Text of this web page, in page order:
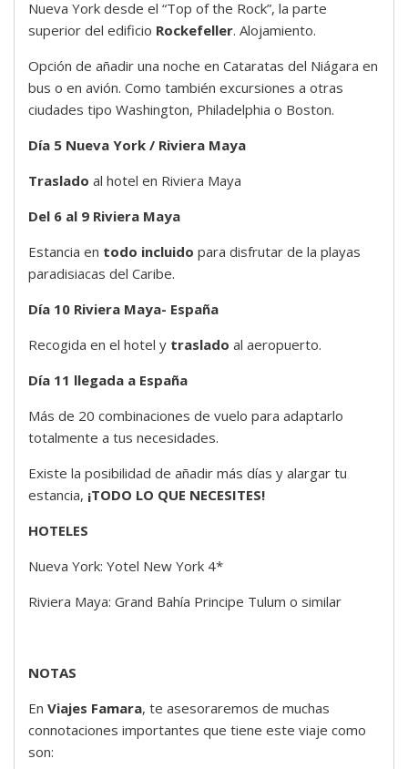
Nueva York desde el “Top of the Rock”, la parte
superior del edificio Rockefeller. Alojamiento.
Opción de añadir una noche en Cataratas del Niágara en
bus o en avión. Como también excursiones a otras
ciudades tipo Washington, Philadelphia o Boston.
Día 5 Nueva York / Riviera Maya
Traslado al hotel en Riviera Maya
Del 6 al 9 Riviera Maya
Estancia en todo incluido para disfrutar de la playas
paradisiacas del Caribe.
Día 10 Riviera Maya- España
Recogida en el hotel y traslado al aeropuerto.
Día 11 llegada a España
Más de 20 combinaciones de vuelo para adaptarlo
totalmente a tus necesidades.
Existe la posibilidad de añadir más días y alargar tu
estancia, ¡TODO LO QUE NECESITES!
HOTELES
Nueva York: Yotel New York 4*
Riviera Maya: Grand Bahía Principe Tulum o similar
NOTAS
En Viajes Famara, te asesoraremos de muchas
connotaciones importantes que tiene este viaje como
son: